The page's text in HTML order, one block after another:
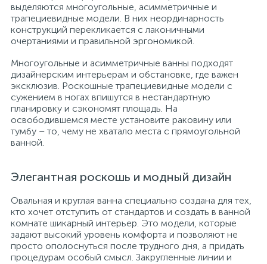
выделяются многоугольные, асимметричные и
трапециевидные модели. В них неординарность
конструкций перекликается с лаконичными
очертаниями и правильной эргономикой.
Многоугольные и асимметричные ванны подходят
дизайнерским интерьерам и обстановке, где важен
эксклюзив. Роскошные трапециевидные модели с
сужением в ногах впишутся в нестандартную
планировку и сэкономят площадь. На
освободившемся месте установите раковину или
тумбу – то, чему не хватало места с прямоугольной
ванной.
Элегантная роскошь и модный дизайн
Овальная и круглая ванна специально создана для тех,
кто хочет отступить от стандартов и создать в ванной
комнате шикарный интерьер. Это модели, которые
задают высокий уровень комфорта и позволяют не
просто ополоснуться после трудного дня, а придать
процедурам особый смысл. Закругленные линии и